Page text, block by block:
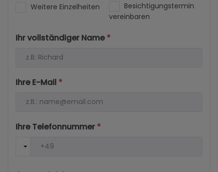
Weitere Einzelheiten
Besichtigungstermin
vereinbaren
Ihr vollständiger Name*
Ihre E-Mail *
Ihre Telefonnummer *